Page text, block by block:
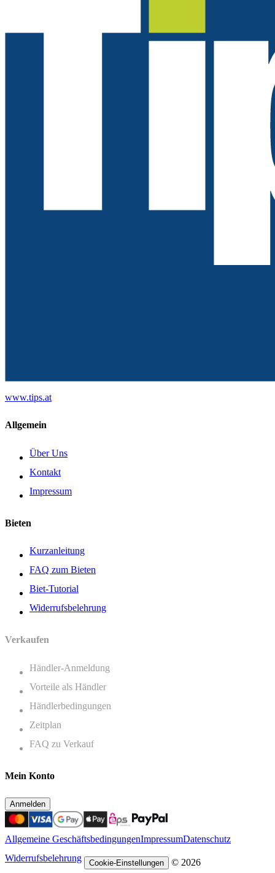
www.tips.at
Allgemein
Über Uns
Kontakt
Impressum
Bieten
Kurzanleitung
FAQ zum Bieten
Biet-Tutorial
Widerrufsbelehrung
Verkaufen
Händler-Anmeldung
Vorteile als Händler
Händlerbedingungen
Zeitplan
FAQ zu Verkauf
Mein Konto
Anmelden
Allgemeine GeschäftsbedingungenImpressumDatenschutz
Widerrufsbelehrung
Cookie-Einstellungen © 2026